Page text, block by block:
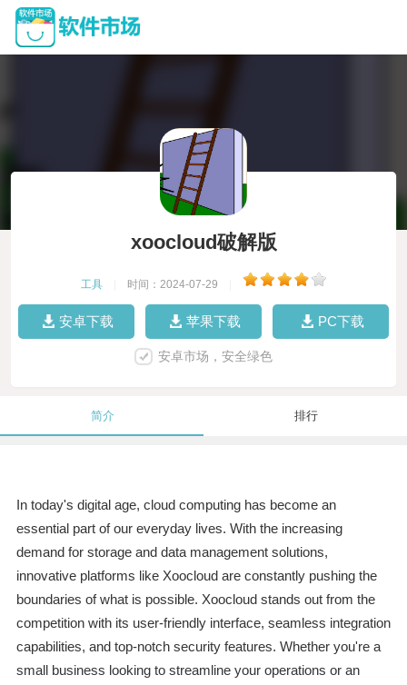
xoocloud破解版
工具 时间：2024-07-29
安卓下载 苹果下载 PC下载
安卓市场，安全绿色
简介 排行
In today's digital age, cloud computing has become an
essential part of our everyday lives. With the increasing
demand for storage and data management solutions,
innovative platforms like Xoocloud are constantly pushing the
boundaries of what is possible. Xoocloud stands out from the
competition with its user-friendly interface, seamless integration
capabilities, and top-notch security features. Whether you're a
small business looking to streamline your operations or an